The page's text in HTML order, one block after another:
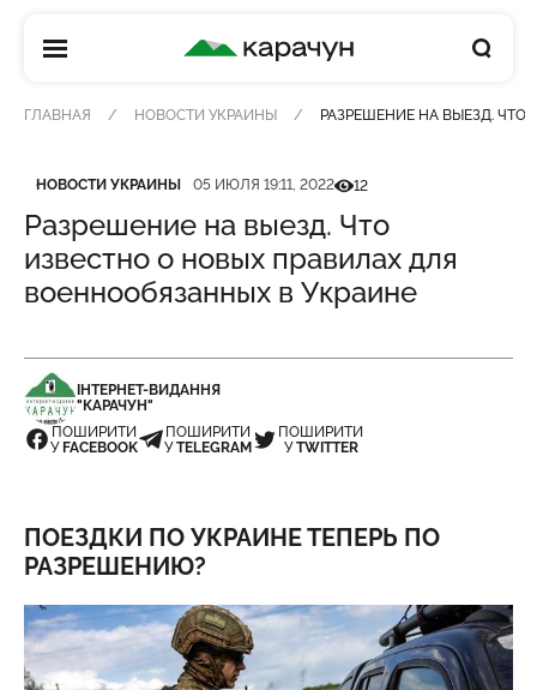
КАРАЧУН
ГЛАВНАЯ НОВОСТИ УКРАИНЫ РАЗРЕШЕНИЕ НА ВЫЕЗД.
Категория
НОВОСТИ УКРАИНЫ
Дата публикации 05 ИЮЛЯ 19:11, 2022Кількість переглядів
12
Разрешение на выезд. Что
известно о новых правилах для
военнообязанных в Украине
ІНТЕРНЕТ-ВИДАННЯ
"КАРАЧУН"
ПОШИРИТИ
У FACEBOOK
ПОШИРИТИ
УTELEGRAM
ПОШИРИТИ
УTWITTER
ПОЕЗДКИ ПО УКРАИНЕ ТЕПЕРЬ ПО
РАЗРЕШЕНИЮ?